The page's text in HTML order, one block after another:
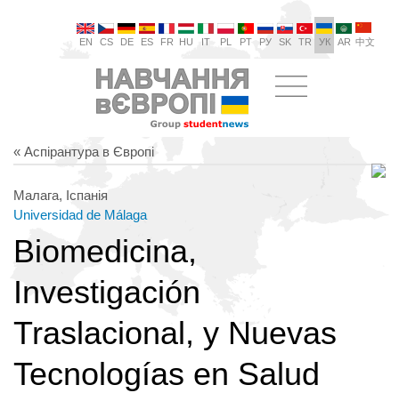
EN CS DE ES FR HU IT PL PT РУ SK TR УК AR 中文
« Аспірантура в Європі
Малага, Іспанія
Universidad de Málaga
Biomedicina,
Investigación
Traslacional, y Nuevas
Tecnologías en Salud